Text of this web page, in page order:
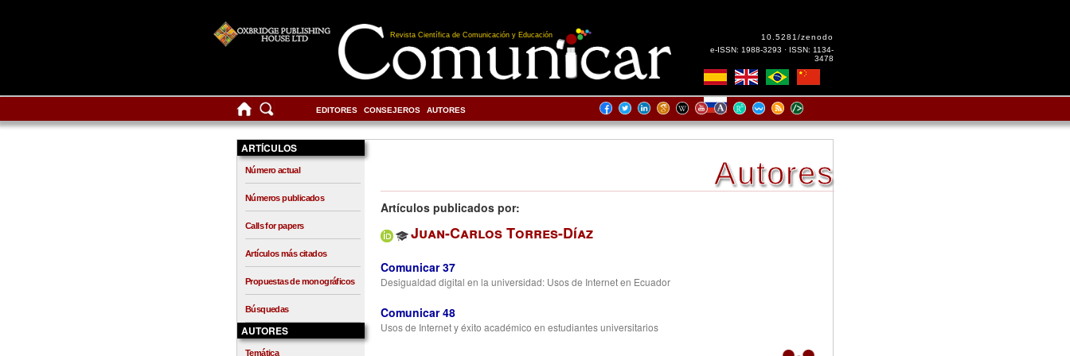
Revista Científica de Comunicación y Educación
10.5281/zenodo
e-ISSN: 1988-3293 · ISSN: 1134-
3478
EDITORES CONSEJEROS AUTORES
ARTÍCULOS
Número actual
Números publicados
Calls for papers
Artículos más citados
Propuestas de monográficos
Búsquedas
AUTORES
Temática
Autores
Artículos publicados por:
Juan-Carlos Torres-Díaz
Comunicar 37
Desigualdad digital en la universidad: Usos de Internet en Ecuador
Comunicar 48
Usos de Internet y éxito académico en estudiantes universitarios